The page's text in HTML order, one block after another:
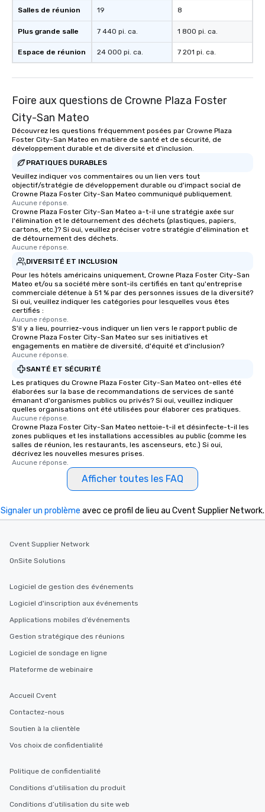
Salles de réunion
Plus grande salle
Espace de réunion
19
7 440 pi. ca.
24 000 pi. ca.
8
1 800 pi. ca.
7 201 pi. ca.
Foire aux questions de Crowne Plaza Foster
City-San Mateo
Découvrez les questions fréquemment posées par Crowne Plaza
Foster City-San Mateo en matière de santé et de sécurité, de
développement durable et de diversité et d'inclusion.
PRATIQUES DURABLES
Veuillez indiquer vos commentaires ou un lien vers tout
objectif/stratégie de développement durable ou d'impact social de
Crowne Plaza Foster City-San Mateo communiqué publiquement.
Aucune réponse.
Crowne Plaza Foster City-San Mateo a-t-il une stratégie axée sur
l'élimination et le détournement des déchets (plastiques, papiers,
cartons, etc.)? Si oui, veuillez préciser votre stratégie d'élimination et
de détournement des déchets.
Aucune réponse.
DIVERSITÉ ET INCLUSION
Pour les hôtels américains uniquement, Crowne Plaza Foster City-San
Mateo et/ou sa société mère sont-ils certifiés en tant qu'entreprise
commerciale détenue à 51 % par des personnes issues de la diversité?
Si oui, veuillez indiquer les catégories pour lesquelles vous êtes
certifiés :
Aucune réponse.
S'il y a lieu, pourriez-vous indiquer un lien vers le rapport public de
Crowne Plaza Foster City-San Mateo sur ses initiatives et
engagements en matière de diversité, d'équité et d'inclusion?
Aucune réponse.
SANTÉ ET SÉCURITÉ
Les pratiques du Crowne Plaza Foster City-San Mateo ont-elles été
élaborées sur la base de recommandations de services de santé
émanant d'organismes publics ou privés? Si oui, veuillez indiquer
quelles organisations ont été utilisées pour élaborer ces pratiques.
Aucune réponse.
Crowne Plaza Foster City-San Mateo nettoie-t-il et désinfecte-t-il les
zones publiques et les installations accessibles au public (comme les
salles de réunion, les restaurants, les ascenseurs, etc.) Si oui,
décrivez les nouvelles mesures prises.
Aucune réponse.
Afficher toutes les FAQ
Signaler un problème avec ce profil de lieu au Cvent Supplier Network.
Cvent Supplier Network
OnSite Solutions
Logiciel de gestion des événements
Logiciel d'inscription aux événements
Applications mobiles d’événements
Gestion stratégique des réunions
Logiciel de sondage en ligne
Plateforme de webinaire
Accueil Cvent
Contactez-nous
Soutien à la clientèle
Vos choix de confidentialité
Politique de confidentialité
Conditions d’utilisation du produit
Conditions d’utilisation du site web